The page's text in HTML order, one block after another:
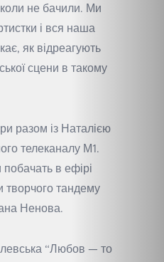
не бачили. Ми
і вся наша
як відреагують
сцени в такому
разом із Наталією
телеканалу М1.
в ефірі
творчого тандему
Ненова.
“Любов — то